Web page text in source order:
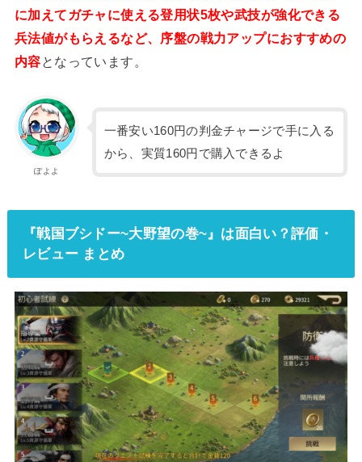
に加えてガチャに使える登用状5枚や武技が強化できる
兵法値がもらえるなど、序盤の戦力アップにおすすめの
内容となっています。
ぽよよ
一番安い160円の判金チャージで手に入る
から、実質160円で購入できるよ
『戦国ブシドー~大野望の巻~』は面白い？評価・
レビュー まとめ